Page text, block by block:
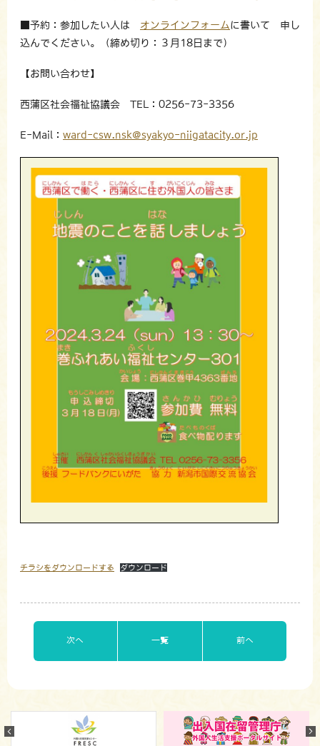
■予約：参加したい人は オンラインフォーム に書いて 申し
込んでください。（締め切り：３月18日まで）
【お問い合わせ】
西蒲区社会福祉協議会 TEL：0256-73-3356
E-Mail： ward-csw.nsk@syakyo-niigatacity.or.jp
チラシをダウンロードする ダウンロード
次へ 一覧 前へ